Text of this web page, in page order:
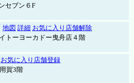
セブン６F
地図 詳細 お気に入り店舗解除
トーヨーカドー曳舟店４階
お気に入り店舗登録
賀3階